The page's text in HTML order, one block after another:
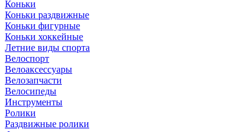
Коньки
Коньки раздвижные
Коньки фигурные
Коньки хоккейные
Летние виды спорта
Велоспорт
Велоаксессуары
Велозапчасти
Велосипеды
Инструменты
Ролики
Раздвижные ролики